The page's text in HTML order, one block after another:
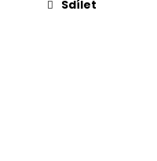
Sdílet